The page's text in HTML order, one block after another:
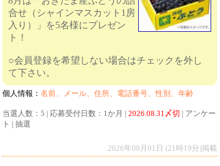
合せ（シャインマスカット1房
入り）」を5名様にプレゼン
ト！
○会員登録を希望しない場合はチェックを外し
て下さい。
個人情報： 名前、メール、住所、電話番号、性別、年齢
当選人数：5 | 応募受付日数：1か月 | 2026.08.31〆切 | アンケー
ト | 抽選
2026年08月01日 (21時19分)掲載